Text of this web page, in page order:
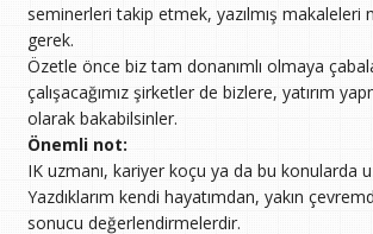
seminerleri takip etmek, yazılmış makaleleri
gerek.
Özetle önce biz tam donanımlı olmaya
çalışacağımız şirketler de bizlere, yatırım
olarak bakabilsinler.
Önemli not:
IK uzmanı, kariyer koçu ya da bu konularda
Yazdıklarım kendi hayatımdan, yakın
sonucu değerlendirmelerdir.